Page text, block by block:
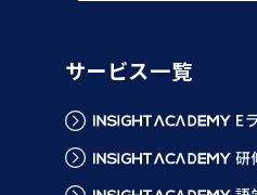
サービス一覧